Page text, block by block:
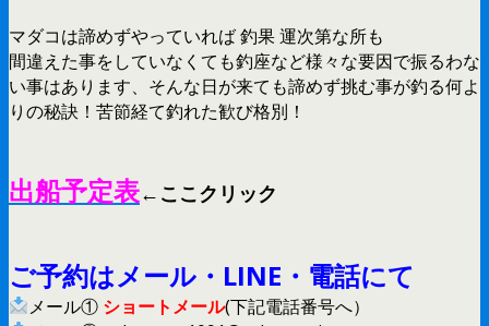
マダコは諦めずやっていれば 釣果 運次第な所も
間違えた事をしていなくても釣座など様々な要因で振るわな
い事はあります、そんな日が来ても諦めず挑む事が釣る何よ
りの秘訣！苦節経て釣れた歓び格別！
出船予定表←ここクリック
ご予約はメール・LINE・電話にて
メール① ショートメール(下記電話番号へ）